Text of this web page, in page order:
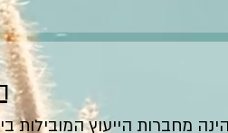
מחברות הייעוץ